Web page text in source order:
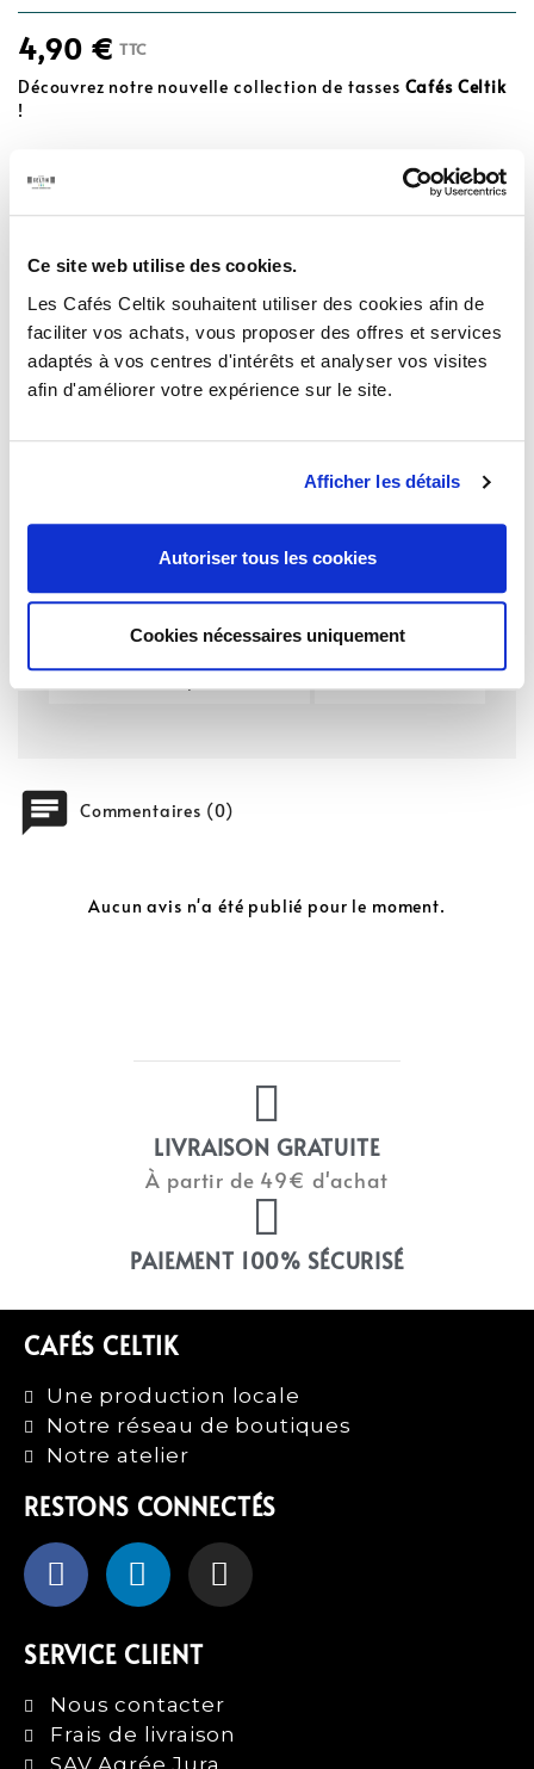
Ce site web utilise des cookies.
Les Cafés Celtik souhaitent utiliser des cookies afin de
faciliter vos achats, vous proposer des offres et services
adaptés à vos centres d'intérêts et analyser vos visites
afin d'améliorer votre expérience sur le site.
Afficher les détails
Autoriser tous les cookies
Cookies nécessaires uniquement
4,90 € TTC
Découvrez notre nouvelle collection de tasses Cafés Celtik
!
une jolie sous-tasse élégamment sérigraphiée.
Passe au lave-vaisselle et au micro-onde.
Quantité AJOUTER AU PANIER
Détails du produit
Références spécifiques
Réf. Article
tasse-cappuccin
Marque Cafés Celtik
chat Commentaires (0)
Aucun avis n'a été publié pour le moment.
LIVRAISON GRATUITE
À partir de 49€ d'achat
PAIEMENT 100% SÉCURISÉ
CAFÉS CELTIK
Une production locale
Notre réseau de boutiques
Notre atelier
RESTONS CONNECTÉS
SERVICE CLIENT
Nous contacter
Frais de livraison